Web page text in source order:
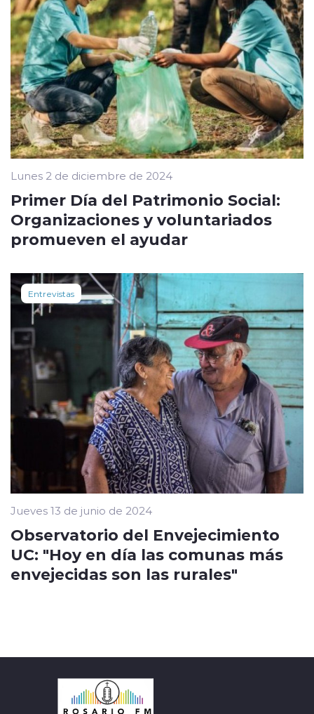
Lunes 2 de diciembre de 2024
Primer Día del Patrimonio Social:
Organizaciones y voluntariados
promueven el ayudar
Entrevistas
Jueves 13 de junio de 2024
Observatorio del Envejecimiento
UC: "Hoy en día las comunas más
envejecidas son las rurales"